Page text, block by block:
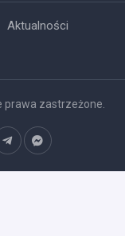
Aktualności
prawa zastrzeżone.